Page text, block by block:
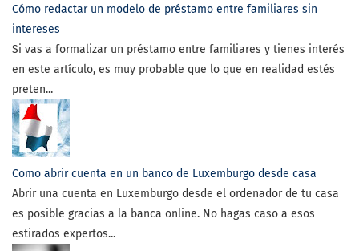
Cómo redactar un modelo de préstamo entre familiares sin
intereses
Si vas a formalizar un préstamo entre familiares y tienes interés
en este artículo, es muy probable que lo que en realidad estés
preten...
Como abrir cuenta en un banco de Luxemburgo desde casa
Abrir una cuenta en Luxemburgo desde el ordenador de tu casa
es posible gracias a la banca online. No hagas caso a esos
estirados expertos...